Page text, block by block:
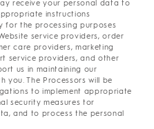
receive your personal data to
instructions
for the processing purposes
service providers, order
care providers, marketing
service providers, and other
us in maintaining our
you. The Processors will be
to implement appropriate
security measures tor
and to process the personal